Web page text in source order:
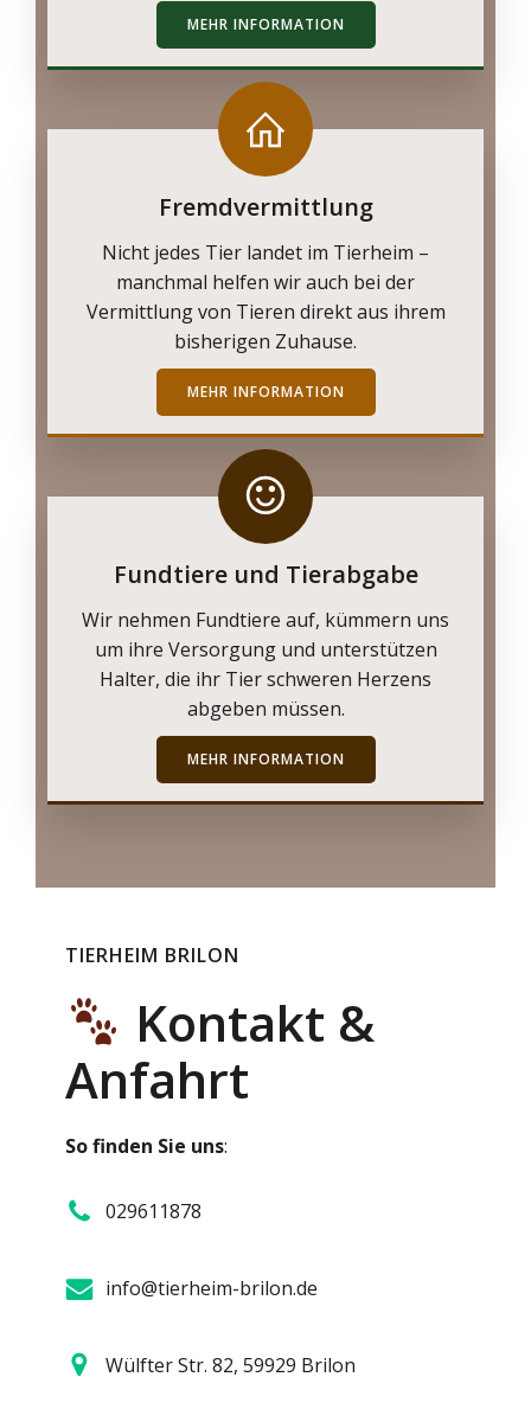
MEHR INFORMATION
Fremdvermittlung
Nicht jedes Tier landet im Tierheim –
manchmal helfen wir auch bei der
Vermittlung von Tieren direkt aus ihrem
bisherigen Zuhause.
MEHR INFORMATION
Fundtiere und Tierabgabe
Wir nehmen Fundtiere auf, kümmern uns
um ihre Versorgung und unterstützen
Halter, die ihr Tier schweren Herzens
abgeben müssen.
MEHR INFORMATION
TIERHEIM BRILON
Kontakt &
Anfahrt
So finden Sie uns:
029611878
info@tierheim-brilon.de
Wülfter Str. 82, 59929 Brilon